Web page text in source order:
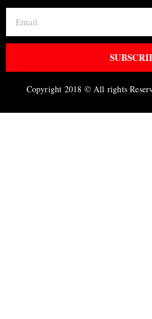
Copyright 2018 © All rights